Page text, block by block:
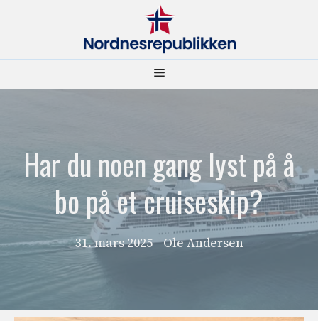
Meny
Har du noen gang lyst på å
bo på et cruiseskip?
31. mars 2025 - Ole Andersen